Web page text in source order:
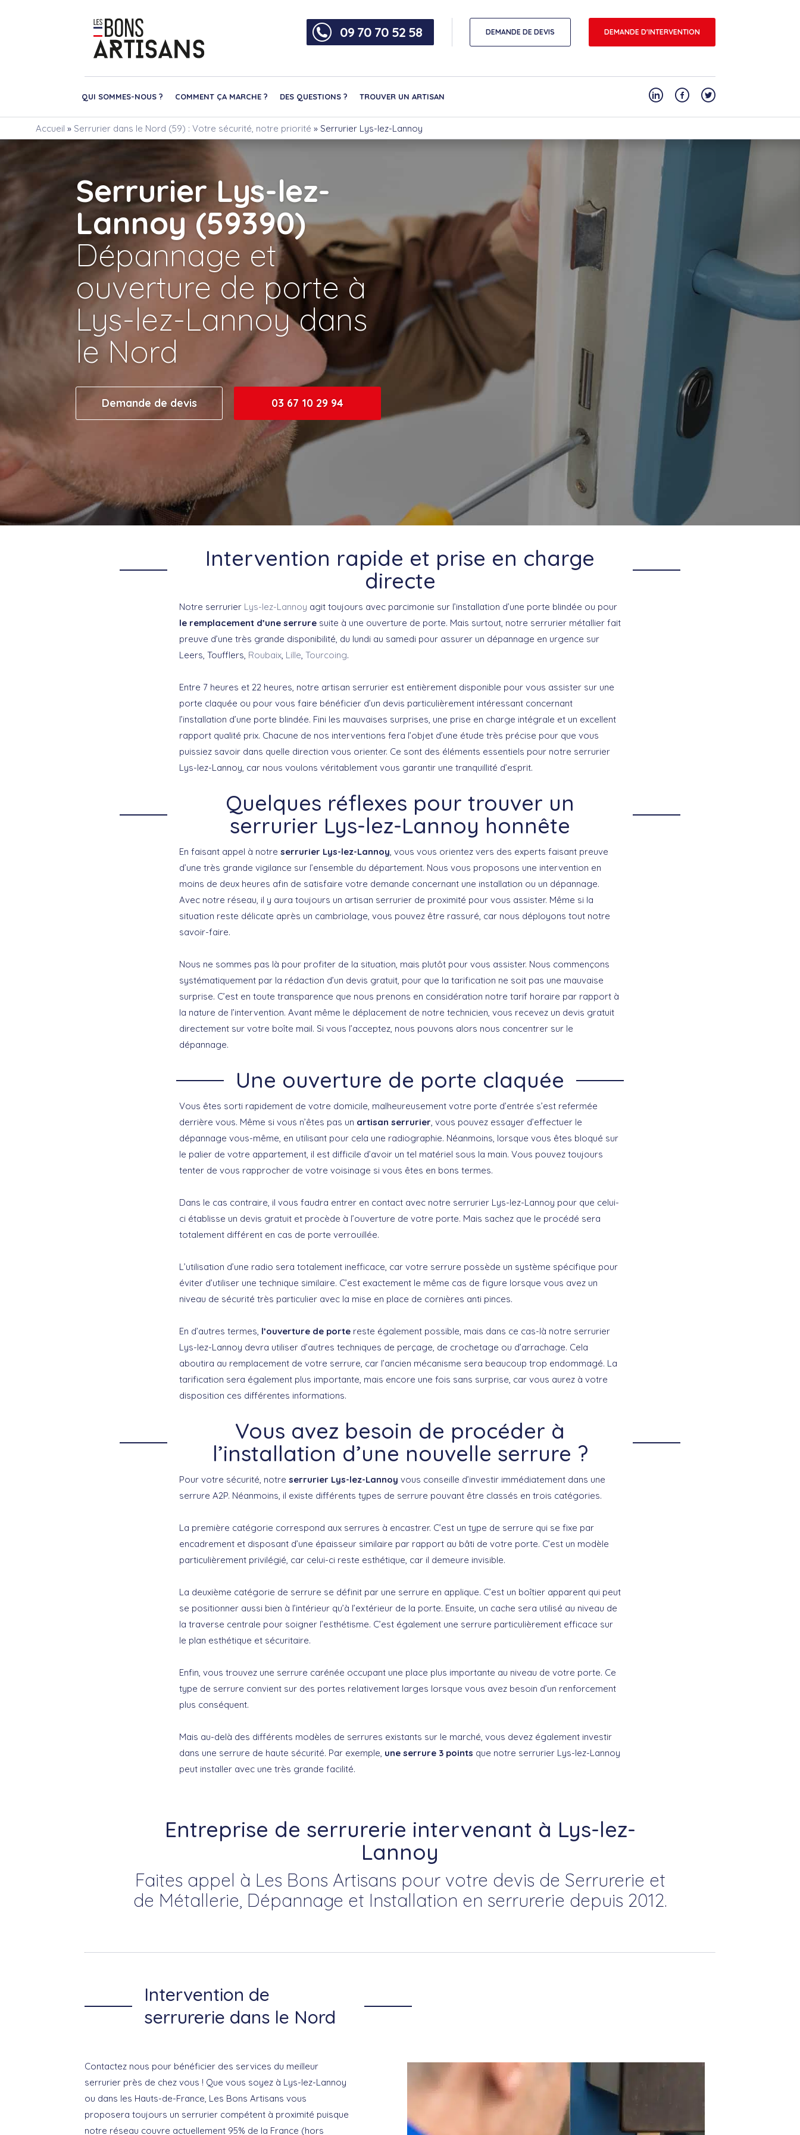
09 70 70 52 58 DEMANDE DE DEVIS DEMANDE D'INTERVENTION
QUI SOMMES-NOUS ? COMMENT ÇA MARCHE ? DES QUESTIONS ? TROUVER UN ARTISAN
Accueil » Serrurier dans le Nord (59) : Votre sécurité, notre priorité » Serrurier Lys-lez-Lannoy
Serrurier Lys-lez-
Lannoy (59390)
Dépannage et
ouverture de porte à
Lys-lez-Lannoy dans
le Nord
Demande de devis 03 67 10 29 94
Intervention rapide et prise en charge
directe
Notre serrurier Lys-lez-Lannoy agit toujours avec parcimonie sur l’installation d’une porte blindée ou pour
le remplacement d’une serrure suite à une ouverture de porte. Mais surtout, notre serrurier métallier fait
preuve d’une très grande disponibilité, du lundi au samedi pour assurer un dépannage en urgence sur
Leers, Toufflers, Roubaix, Lille, Tourcoing.
Entre 7 heures et 22 heures, notre artisan serrurier est entièrement disponible pour vous assister sur une
porte claquée ou pour vous faire bénéficier d’un devis particulièrement intéressant concernant
l’installation d’une porte blindée. Fini les mauvaises surprises, une prise en charge intégrale et un excellent
rapport qualité prix. Chacune de nos interventions fera l’objet d’une étude très précise pour que vous
puissiez savoir dans quelle direction vous orienter. Ce sont des éléments essentiels pour notre serrurier
Lys-lez-Lannoy, car nous voulons véritablement vous garantir une tranquillité d’esprit.
Quelques réflexes pour trouver un
serrurier Lys-lez-Lannoy honnête
En faisant appel à notre serrurier Lys-lez-Lannoy, vous vous orientez vers des experts faisant preuve
d’une très grande vigilance sur l’ensemble du département. Nous vous proposons une intervention en
moins de deux heures afin de satisfaire votre demande concernant une installation ou un dépannage.
Avec notre réseau, il y aura toujours un artisan serrurier de proximité pour vous assister. Même si la
situation reste délicate après un cambriolage, vous pouvez être rassuré, car nous déployons tout notre
savoir-faire.
Nous ne sommes pas là pour profiter de la situation, mais plutôt pour vous assister. Nous commençons
systématiquement par la rédaction d’un devis gratuit, pour que la tarification ne soit pas une mauvaise
surprise. C’est en toute transparence que nous prenons en considération notre tarif horaire par rapport à
la nature de l’intervention. Avant même le déplacement de notre technicien, vous recevez un devis gratuit
directement sur votre boîte mail. Si vous l’acceptez, nous pouvons alors nous concentrer sur le
dépannage.
Une ouverture de porte claquée
Vous êtes sorti rapidement de votre domicile, malheureusement votre porte d’entrée s’est refermée
derrière vous. Même si vous n’êtes pas un artisan serrurier, vous pouvez essayer d’effectuer le
dépannage vous-même, en utilisant pour cela une radiographie. Néanmoins, lorsque vous êtes bloqué sur
le palier de votre appartement, il est difficile d’avoir un tel matériel sous la main. Vous pouvez toujours
tenter de vous rapprocher de votre voisinage si vous êtes en bons termes.
Dans le cas contraire, il vous faudra entrer en contact avec notre serrurier Lys-lez-Lannoy pour que celui-
ci établisse un devis gratuit et procède à l’ouverture de votre porte. Mais sachez que le procédé sera
totalement différent en cas de porte verrouillée.
L’utilisation d’une radio sera totalement inefficace, car votre serrure possède un système spécifique pour
éviter d’utiliser une technique similaire. C’est exactement le même cas de figure lorsque vous avez un
niveau de sécurité très particulier avec la mise en place de cornières anti pinces.
En d’autres termes, l’ouverture de porte reste également possible, mais dans ce cas-là notre serrurier
Lys-lez-Lannoy devra utiliser d’autres techniques de perçage, de crochetage ou d’arrachage. Cela
aboutira au remplacement de votre serrure, car l’ancien mécanisme sera beaucoup trop endommagé. La
tarification sera également plus importante, mais encore une fois sans surprise, car vous aurez à votre
disposition ces différentes informations.
Vous avez besoin de procéder à
l’installation d’une nouvelle serrure ?
Pour votre sécurité, notre serrurier Lys-lez-Lannoy vous conseille d’investir immédiatement dans une
serrure A2P. Néanmoins, il existe différents types de serrure pouvant être classés en trois catégories.
La première catégorie correspond aux serrures à encastrer. C’est un type de serrure qui se fixe par
encadrement et disposant d’une épaisseur similaire par rapport au bâti de votre porte. C’est un modèle
particulièrement privilégié, car celui-ci reste esthétique, car il demeure invisible.
La deuxième catégorie de serrure se définit par une serrure en applique. C’est un boîtier apparent qui peut
se positionner aussi bien à l’intérieur qu’à l’extérieur de la porte. Ensuite, un cache sera utilisé au niveau de
la traverse centrale pour soigner l’esthétisme. C’est également une serrure particulièrement efficace sur
le plan esthétique et sécuritaire.
Enfin, vous trouvez une serrure carénée occupant une place plus importante au niveau de votre porte. Ce
type de serrure convient sur des portes relativement larges lorsque vous avez besoin d’un renforcement
plus conséquent.
Mais au-delà des différents modèles de serrures existants sur le marché, vous devez également investir
dans une serrure de haute sécurité. Par exemple, une serrure 3 points que notre serrurier Lys-lez-Lannoy
peut installer avec une très grande facilité.
Entreprise de serrurerie intervenant à Lys-lez-
Lannoy
Faites appel à Les Bons Artisans pour votre devis de Serrurerie et
de Métallerie, Dépannage et Installation en serrurerie depuis 2012.
Intervention de
serrurerie dans le Nord
Contactez nous pour bénéficier des services du meilleur
serrurier près de chez vous ! Que vous soyez à Lys-lez-Lannoy
ou dans les Hauts-de-France, Les Bons Artisans vous
proposera toujours un serrurier compétent à proximité puisque
notre réseau couvre actuellement 95% de la France (hors